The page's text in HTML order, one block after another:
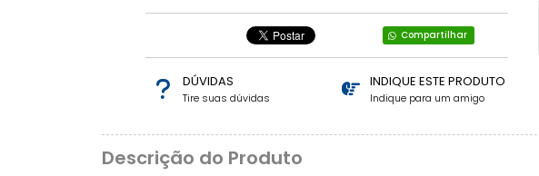
Compartilhar
DÚVIDAS
Tire suas dúvidas
INDIQUE ESTE PRODUTO
Indique para um amigo
Descrição do Produto